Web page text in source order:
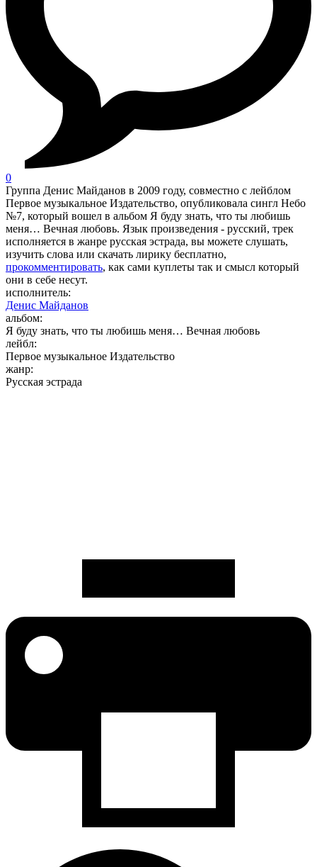
0
Группа Денис Майданов в 2009 году, совместно с лейблом
Первое музыкальное Издательство, опубликовала сингл Небо
№7, который вошел в альбом Я буду знать, что ты любишь
меня… Вечная любовь. Язык произведения - русский, трек
исполняется в жанре русская эстрада, вы можете слушать,
изучить слова или скачать лирику бесплатно,
прокомментировать, как сами куплеты так и смысл который
они в себе несут.
исполнитель:
Денис Майданов
альбом:
Я буду знать, что ты любишь меня… Вечная любовь
лейбл:
Первое музыкальное Издательство
жанр:
Русская эстрада